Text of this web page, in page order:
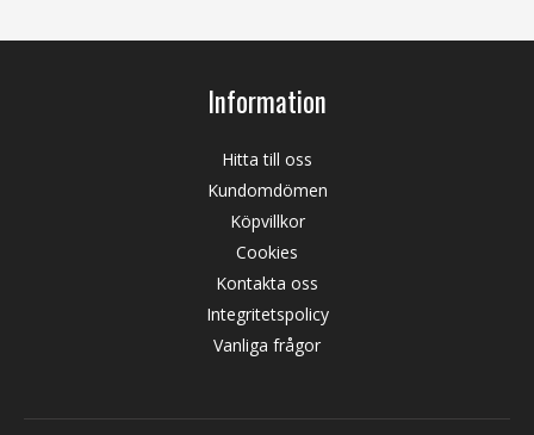
Information
Hitta till oss
Kundomdömen
Köpvillkor
Cookies
Kontakta oss
Integritetspolicy
Vanliga frågor